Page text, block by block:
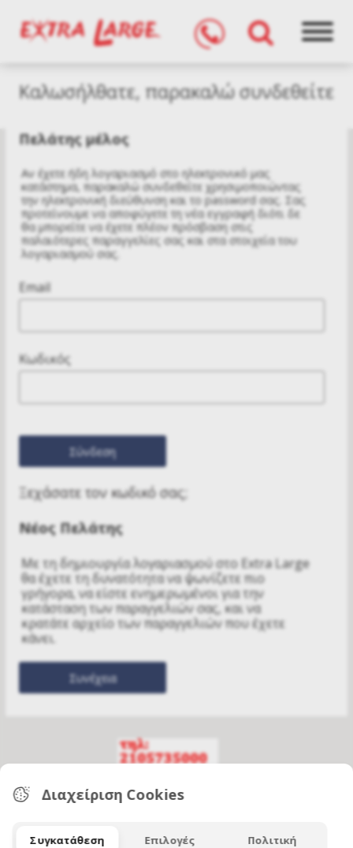
Καλωσήλθατε, παρακαλώ συνδεθείτε
Πελάτης μέλος
Αν έχετε ήδη λογαριασμό στο ηλεκτρονικό μας
κατάστημα, παρακαλώ συνδεθείτε χρησιμοποιώντας
την ηλεκτρονική διεύθυνση και το password σας. Σας
προτείνουμε να αποφύγετε τη νέα εγγραφή διότι δε
θα μπορείτε να έχετε πλέον πρόσβαση στις
παλαιότερες παραγγελίες σας και στα στοιχεία του
λογαριασμού σας.
Email
Κωδικός
Ξεχάσατε τον κωδικό σας;
Νέος Πελάτης
Με τη δημιουργία λογαριασμού στο Extra Large
θα έχετε τη δυνατότητα να ψωνίζετε πιο
γρήγορα, να είστε ενημερωμένοι για την
κατάσταση των παραγγελιών σας, και να
κρατάτε αρχείο των παραγγελιών που έχετε
κάνει.
Διαχείριση Cookies
Συγκατάθεση Επιλογές Πολιτική